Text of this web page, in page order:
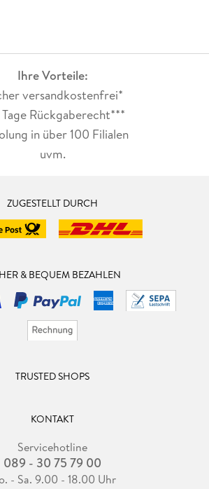
Ihre Vorteile:
versandkostenfrei*
Rückgaberecht***
in über 100 Filialen
uvm.
ZUGESTELLT DURCH
& BEQUEM BEZAHLEN
TRUSTED SHOPS
KONTAKT
Servicehotline
089 - 30 75 79 00
- Sa. 9.00 - 18.00 Uhr